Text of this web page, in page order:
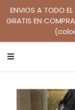
ENVIOS A TODO
GRATIS EN